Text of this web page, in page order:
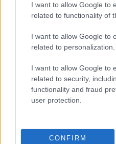
I want to allow Google to
related to functionality of
I want to allow Google to
related to personalization.
I want to allow Google to
related to security,
functionality and fraud
user protection.
CONFIRM
SZÁGULDÁS,
10 LEGKEDVELTEBB
A bejegyzés trackback